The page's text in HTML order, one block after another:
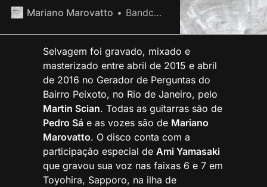
Mariano Marovatto Bandcamp Album of the Day Sep 27, 2018
Selvagem foi gravado, mixado e
masterizado entre abril de 2015 e abril
de 2016 no Gerador de Perguntas do
Bairro Peixoto, no Rio de Janeiro, pelo
Martin Scian. Todas as guitarras são de
Pedro Sá e as vozes são de Mariano
Marovatto. O disco conta com a
participação especial de Ami Yamasaki
que gravou sua voz nas faixas 6 e 7 em
Toyohira, Sapporo, na ilha de